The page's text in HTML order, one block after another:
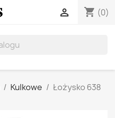
shopping_cart (0)

Kulkowe
Łożysko 638